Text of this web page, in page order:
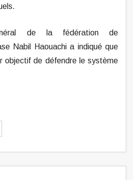
de la fédération de
Nabil Haouachi a indiqué que
objectif de défendre le système